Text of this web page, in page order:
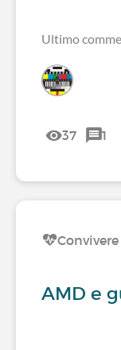
Ultimo
37 1
AMD e